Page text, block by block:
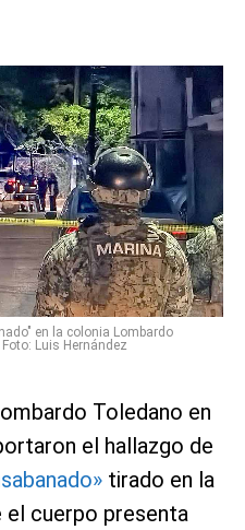
en la colonia Lombardo
Luis Hernández
Toledano en
el hallazgo de
tirado en la
el cuerpo presenta